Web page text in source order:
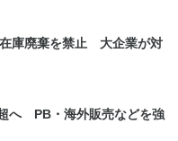
庫廃棄を禁止 大企業が対
へ PB・海外販売などを強